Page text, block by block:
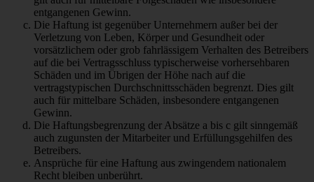
entgangenen Gewinn.
Die Haftung ist gegenüber Unternehmern außer bei der
Verletzung von Leben, Körper und Gesundheit oder
vorsätzlichem oder grob fahrlässigem Verhalten des Betreibers
auf die bei Vertragsschluss typischerweise vorhersehbaren
Schäden und im Übrigen der Höhe nach auf die
vertragstypischen Durchschnittsschäden begrenzt. Dies gilt
auch für mittelbare Schäden, insbesondere entgangenen
Gewinn.
Die Haftungsbegrenzung der Absätze a bis c gilt sinngemäß
auch zugunsten der Mitarbeiter und Erfüllungsgehilfen des
Betreibers.
Ansprüche für eine Haftung aus zwingendem nationalem
Recht bleiben unberührt.